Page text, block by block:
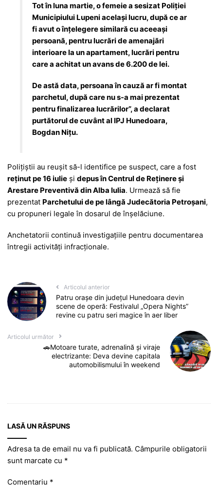
Tot în luna martie, o femeie a sesizat Poliției
Municipiului Lupeni același lucru, după ce ar
fi avut o înțelegere similară cu aceeași
persoană, pentru lucrări de amenajări
interioare la un apartament, lucrări pentru
care a achitat un avans de 6.200 de lei.
De astă data, persoana în cauză ar fi montat
parchetul, după care nu s-a mai prezentat
pentru finalizarea lucrărilor”, a declarat
purtătorul de cuvânt al IPJ Hunedoara,
Bogdan Nițu.
Polițiștii au reușit să-l identifice pe suspect, care a fost
reținut pe 16 iulie și depus în Centrul de Reținere și
Arestare Preventivă din Alba Iulia. Urmează să fie
prezentat Parchetului de pe lângă Judecătoria Petroșani,
cu propuneri legale în dosarul de înșelăciune.
Anchetatorii continuă investigațiile pentru documentarea
întregii activități infracționale.
Articolul anterior
Patru orașe din județul Hunedoara devin
scene de operă: Festivalul „Opera Nights”
revine cu patru seri magice în aer liber
Articolul următor
🚗Motoare turate, adrenalină și viraje
electrizante: Deva devine capitala
automobilismului în weekend
LASĂ UN RĂSPUNS
Adresa ta de email nu va fi publicată. Câmpurile obligatorii
sunt marcate cu *
Comentariu *